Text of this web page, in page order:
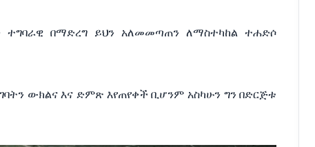
ተግባራዊ በማድረግ ይህን አለመመጣጠን ለማስተካከል ተሐድሶ
ውክልና እና ድምጽ እየጠየቀች ቢሆንም አስካሁን ግን በድርጅቱ